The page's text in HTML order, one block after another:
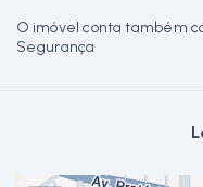
O imóvel conta também
Segurança